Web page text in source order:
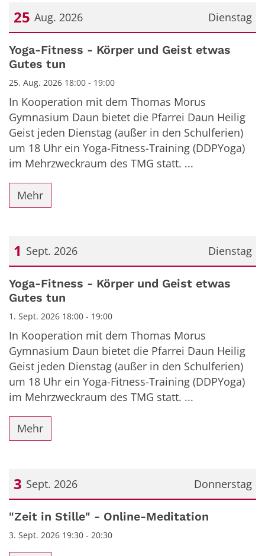
Dienstag
25 Aug. 2026
Datum: 25. August 2026
Yoga-Fitness - Körper und Geist etwas
Gutes tun
25. Aug. 2026 18:00 - 19:00
In Kooperation mit dem Thomas Morus
Gymnasium Daun bietet die Pfarrei Daun Heilig
Geist jeden Dienstag (außer in den Schulferien)
um 18 Uhr ein Yoga-Fitness-Training (DDPYoga)
im Mehrzweckraum des TMG statt. ...
Mehr
Dienstag
1 Sept. 2026
Datum: 1. September 2026
Yoga-Fitness - Körper und Geist etwas
Gutes tun
1. Sept. 2026 18:00 - 19:00
In Kooperation mit dem Thomas Morus
Gymnasium Daun bietet die Pfarrei Daun Heilig
Geist jeden Dienstag (außer in den Schulferien)
um 18 Uhr ein Yoga-Fitness-Training (DDPYoga)
im Mehrzweckraum des TMG statt. ...
Mehr
Donnerstag
3 Sept. 2026
Datum: 3. September 2026
"Zeit in Stille" - Online-Meditation
3. Sept. 2026 19:30 - 20:30